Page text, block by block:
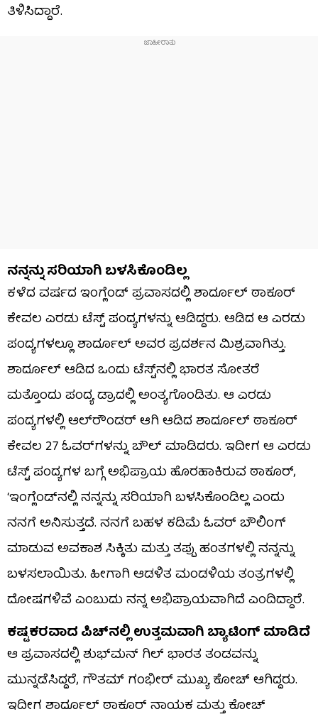
ತಿಳಿಸಿದ್ದಾರೆ.
ನನ್ನನ್ನು ಸರಿಯಾಗಿ ಬಳಸಿಕೊಂಡಿಲ್ಲ
ಕಳೆದ ವರ್ಷದ ಇಂಗ್ಲೆಂಡ್ ಪ್ರವಾಸದಲ್ಲಿ ಶಾರ್ದೂಲ್ ಠಾಕೂರ್
ಕೇವಲ ಎರಡು ಟೆಸ್ಟ್ ಪಂದ್ಯಗಳನ್ನು ಆಡಿದ್ದರು. ಆಡಿದ ಆ ಎರಡು
ಪಂದ್ಯಗಳಲ್ಲೂ ಶಾರ್ದೂಲ್ ಅವರ ಪ್ರದರ್ಶನ ಮಿಶ್ರವಾಗಿತ್ತು.
ಶಾರ್ದೂಲ್ ಆಡಿದ ಒಂದು ಟೆಸ್ಟ್​ನಲ್ಲಿ ಭಾರತ ಸೋತರೆ
ಮತ್ತೊಂದು ಪಂದ್ಯ ಡ್ರಾದಲ್ಲಿ ಅಂತ್ಯಗೊಂಡಿತು. ಆ ಎರಡು
ಪಂದ್ಯಗಳಲ್ಲಿ ಆಲ್‌ರೌಂಡರ್ ಆಗಿ ಆಡಿದ ಶಾರ್ದೂಲ್ ಠಾಕೂರ್
ಕೇವಲ 27 ಓವರ್‌ಗಳನ್ನು ಬೌಲ್ ಮಾಡಿದರು. ಇದೀಗ ಆ ಎರಡು
ಟೆಸ್ಟ್ ಪಂದ್ಯಗಳ ಬಗ್ಗೆ ಅಭಿಪ್ರಾಯ ಹೊರಹಾಕಿರುವ ಠಾಕೂರ್,
‘ಇಂಗ್ಲೆಂಡ್‌ನಲ್ಲಿ ನನ್ನನ್ನು ಸರಿಯಾಗಿ ಬಳಸಿಕೊಂಡಿಲ್ಲ ಎಂದು
ನನಗೆ ಅನಿಸುತ್ತದೆ. ನನಗೆ ಬಹಳ ಕಡಿಮೆ ಓವರ್ ಬೌಲಿಂಗ್
ಮಾಡುವ ಅವಕಾಶ ಸಿಕ್ಕಿತು ಮತ್ತು ತಪ್ಪು ಹಂತಗಳಲ್ಲಿ ನನ್ನನ್ನು
ಬಳಸಲಾಯಿತು. ಹೀಗಾಗಿ ಆಡಳಿತ ಮಂಡಳಿಯ ತಂತ್ರಗಳಲ್ಲಿ
ದೋಷಗಳಿವೆ ಎಂಬುದು ನನ್ನ ಅಭಿಪ್ರಾಯವಾಗಿದೆ ಎಂದಿದ್ದಾರೆ.
ಕಷ್ಟಕರವಾದ ಪಿಚ್​ನಲ್ಲಿ ಉತ್ತಮವಾಗಿ ಬ್ಯಾಟಿಂಗ್‌ ಮಾಡಿದೆ
ಆ ಪ್ರವಾಸದಲ್ಲಿ ಶುಭ್​ಮನ್ ಗಿಲ್ ಭಾರತ ತಂಡವನ್ನು
ಮುನ್ನಡೆಸಿದ್ದರೆ, ಗೌತಮ್ ಗಂಭೀರ್ ಮುಖ್ಯ ಕೋಚ್ ಆಗಿದ್ದರು.
ಇದೀಗ ಶಾರ್ದೂಲ್ ಠಾಕೂರ್ ನಾಯಕ ಮತ್ತು ಕೋಚ್